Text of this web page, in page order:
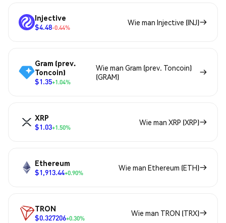
Injective
$4.48-0.44%
Wie man Injective (INJ)
Gram (prev.
Toncoin)
$1.35+1.04%
Wie man Gram (prev. Toncoin)
(GRAM)
XRP
$1.03+1.50%
Wie man XRP (XRP)
Ethereum
$1,913.44+0.90%
Wie man Ethereum (ETH)
TRON
$0.327206+0.30%
Wie man TRON (TRX)